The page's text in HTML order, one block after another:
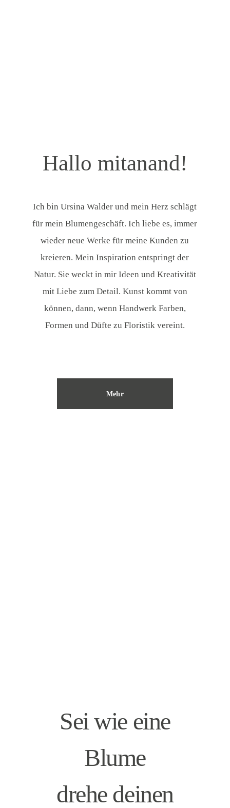
Hallo mitanand!
Ich bin Ursina Walder und mein Herz schlägt
für mein Blumengeschäft. Ich liebe es, immer
wieder neue Werke für meine Kunden zu
kreieren. Mein Inspiration entspringt der
Natur. Sie weckt in mir Ideen und Kreativität
mit Liebe zum Detail. Kunst kommt von
können, dann, wenn Handwerk Farben,
Formen und Düfte zu Floristik vereint.
Mehr
Sei wie eine
Blume
drehe deinen